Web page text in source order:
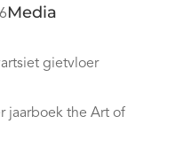
gietvloer
jaarboek the Art of
Media